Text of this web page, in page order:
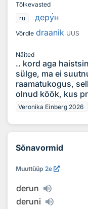
Tõlkevasted
ru
дерун
Võrdle draanik UUS
Näited
.. kord aga
sülge, ma ei
raamatukogus,
olnud köök, kus
Veronika Einberg 2026
Sõnavormid
Muuttüüp 2e
derun
deruni